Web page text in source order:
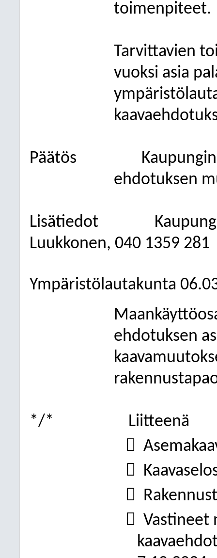
toimenpiteet.
Tarvittavien
vuoksi asia
Päätös
ehdotuksen
Lisätiedot
Luukkonen, 040 1359 281
Ympäristölautakunta
ehdotuksen
*/* Liitteenä



 Vastineet